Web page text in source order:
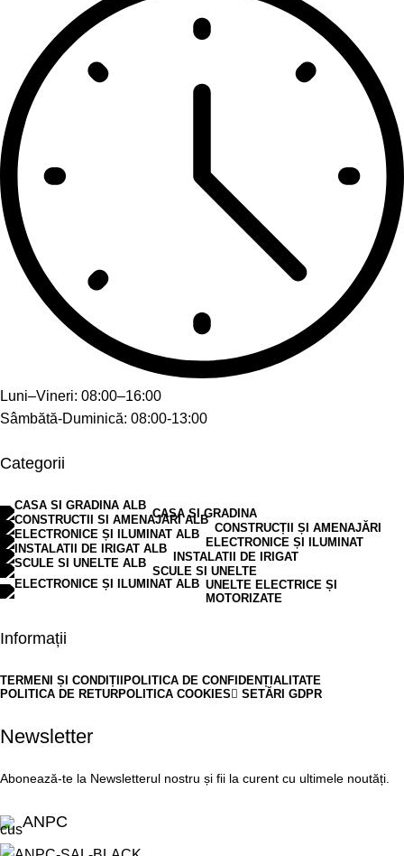
Luni–Vineri: 08:00–16:00
Sâmbătă-Duminică: 08:00-13:00
Categorii
CASA SI GRADINA
CONSTRUCȚII ȘI AMENAJĂRI
ELECTRONICE ȘI ILUMINAT
INSTALATII DE IRIGAT
SCULE SI UNELTE
UNELTE ELECTRICE ȘI
MOTORIZATE
Informații
TERMENI ȘI CONDIȚII
POLITICA DE CONFIDENȚIALITATE
POLITICA DE RETURPOLITICA COOKIES SETĂRI GDPR
Newsletter
Abonează-te la Newsletterul nostru și fii la curent cu ultimele noutăți.
ANPC